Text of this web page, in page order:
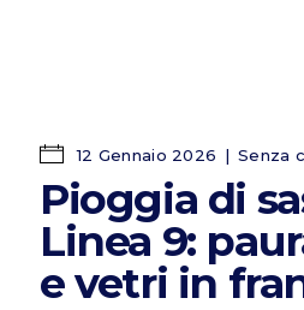
12 Gennaio 2026 Senza
Pioggia di
Linea 9:
e vetri in